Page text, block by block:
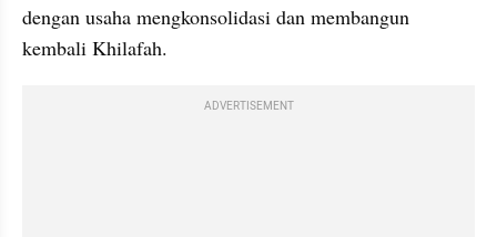
dengan usaha mengkonsolidasi dan membangun
kembali Khilafah.
ADVERTISEMENT